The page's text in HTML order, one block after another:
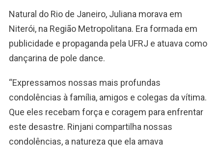
Natural do Rio de Janeiro, Juliana morava em
Niterói, na Região Metropolitana. Era formada em
publicidade e propaganda pela UFRJ e atuava como
dançarina de pole dance.
“Expressamos nossas mais profundas
condolências à família, amigos e colegas da vítima.
Que eles recebam força e coragem para enfrentar
este desastre. Rinjani compartilha nossas
condolências, a natureza que ela amava